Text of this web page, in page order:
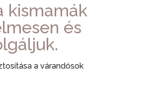
kismamák
és
a várandósok